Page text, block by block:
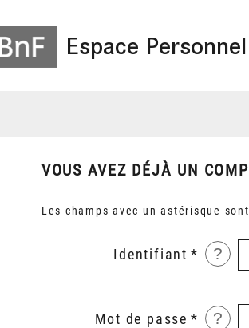
Espace Personnel
VOUS AVEZ DÉJÀ UN
Les champs avec un astérisque
Identifiant ?
Mot de passe ?